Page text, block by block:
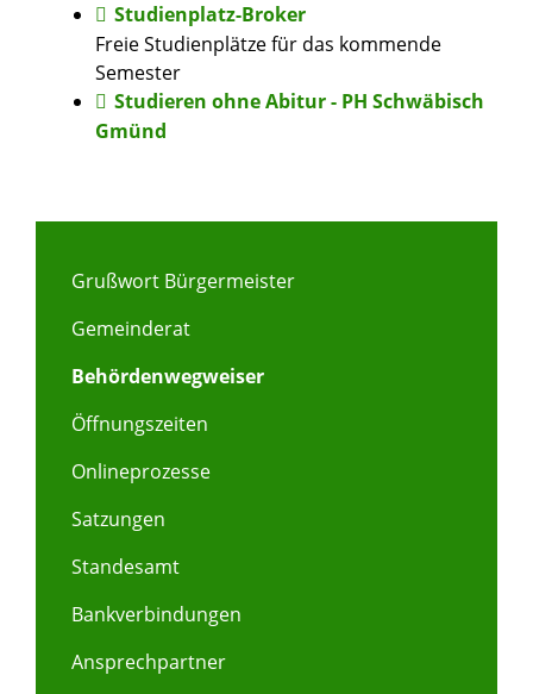
Studienplatz-Broker
Freie Studienplätze für das kommende
Semester
Studieren ohne Abitur - PH Schwäbisch
Gmünd
Grußwort Bürgermeister
Gemeinderat
Behördenwegweiser
Öffnungszeiten
Onlineprozesse
Satzungen
Standesamt
Bankverbindungen
Ansprechpartner